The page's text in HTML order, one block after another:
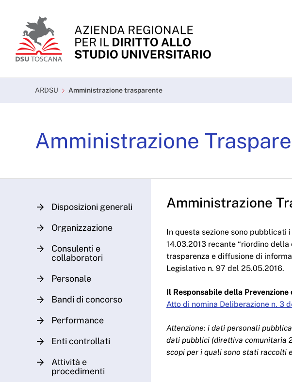
Amministrazione trasparente -
ARDSU Amministrazione trasparente
Amministrazione
Disposizioni generali
Organizzazione
Consulenti e
collaboratori
Personale
Bandi di concorso
Performance
Enti controllati
Attività e
procedimenti
Amministrazione
In questa sezione sono pubblicati
14.03.2013 recante “riordino
trasparenza e diffusione di
Legislativo n. 97 del 25.05.2016.
Il Responsabile della
Atto di nomina Deliberazione n. 3
Attenzione: i dati personali
dati pubblici (direttiva comunitaria
scopi per i quali sono stati raccolti